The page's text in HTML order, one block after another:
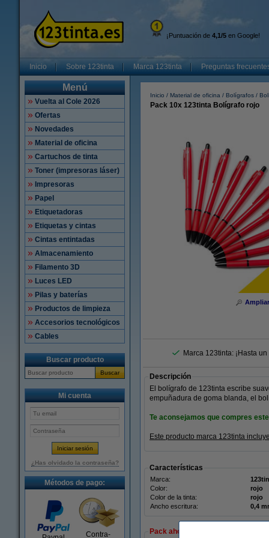
¡Puntuación de 4,1/5 en Google!
Inicio Sobre 123tinta Marca 123tinta Preguntas
Menú
Vuelta al Cole 2026
Ofertas
Novedades
Material de oficina
Cartuchos de tinta
Toner (impresoras láser)
Impresoras
Papel
Etiquetadoras
Etiquetas y cintas
Cintas entintadas
Almacenamiento
Filamento 3D
Luces LED
Pilas y baterías
Productos de limpieza
Accesorios tecnológicos
Cables
Buscar producto
Buscar
Mi cuenta
¿Has olvidado la contraseña?
Métodos de pago:
Contra-
Inicio Material de oficina Bolígrafos
Pack 10x 123tinta Bolígrafo rojo
Ampliar
Marca 123tinta: ¡Hasta
Descripción
El bolígrafo de 123tinta escribe
empuñadura de goma blanda, el
Te aconsejamos que compres
Este producto marca 123tinta
Características
Marca:
Color:
rojo
Color de la tinta:
rojo
Ancho escritura:
0,4
Pack ahorro